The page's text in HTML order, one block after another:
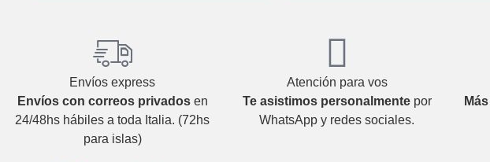
Envíos express
Envíos con correos privados en
24/48hs hábiles a toda Italia. (72hs
para islas)
Atención para vos
Te asistimos personalmentepor
WhatsApp y redes sociales.